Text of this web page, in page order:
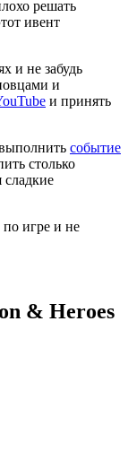
решать
ивент
и не забудь
и
и принять
событие
столько
сладкие
игре и не
& Heroes